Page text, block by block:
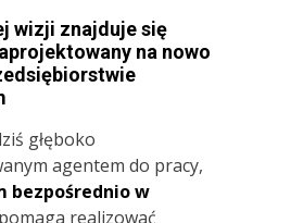
wizji znajduje się
na nowo
głęboko
agentem do pracy,
bezpośrednio w
realizować